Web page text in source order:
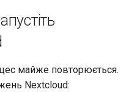
майже повторюється.
Nextcloud: